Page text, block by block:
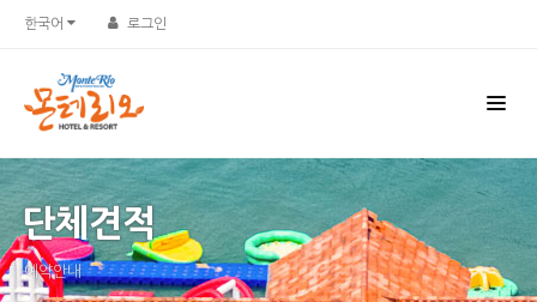
한국어 로그인
단체견적
예약안내
Sketchbook5, 스케치북5